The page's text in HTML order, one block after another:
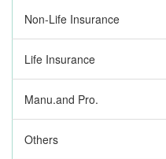
Non-Life Insurance
Life Insurance
Manu.and Pro.
Others